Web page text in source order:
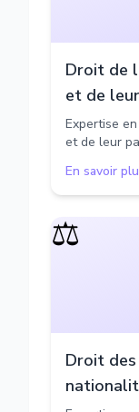
Droit de
et de
Expertise
et de leur
En savoir
⚖️
Droit